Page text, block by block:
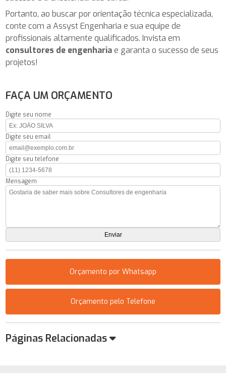
Portanto, ao buscar por orientação técnica especializada,
conte com a Assyst Engenharia e sua equipe de
profissionais altamente qualificados. Invista em
consultores de engenhariae garanta o sucesso de seus
projetos!
FAÇA UM ORÇAMENTO
Digite seu nome
Digite seu email
Digite seu telefone
Mensagem
Orçamento por Whatsapp
Orçamento pelo Telefone
Páginas Relacionadas